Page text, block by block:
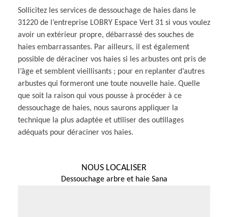
Sollicitez les services de dessouchage de haies dans le
31220 de l’entreprise LOBRY Espace Vert 31 si vous voulez
avoir un extérieur propre, débarrassé des souches de
haies embarrassantes. Par ailleurs, il est également
possible de déraciner vos haies si les arbustes ont pris de
l’âge et semblent vieillisants ; pour en replanter d’autres
arbustes qui formeront une toute nouvelle haie. Quelle
que soit la raison qui vous pousse à procéder à ce
dessouchage de haies, nous saurons appliquer la
technique la plus adaptée et utiliser des outillages
adéquats pour déraciner vos haies.
NOUS LOCALISER
Dessouchage arbre et haie Sana